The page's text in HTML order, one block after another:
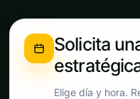
Solicita
Elige día y hora.